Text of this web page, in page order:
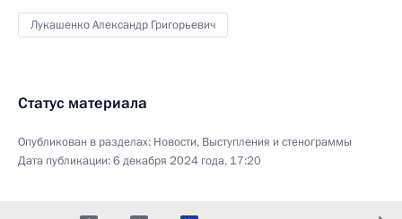
Лукашенко Александр Григорьевич
Статус материала
Опубликован в разделах: Новости, Выступления и стенограммы
Дата публикации:6 декабря 2024 года, 17:20